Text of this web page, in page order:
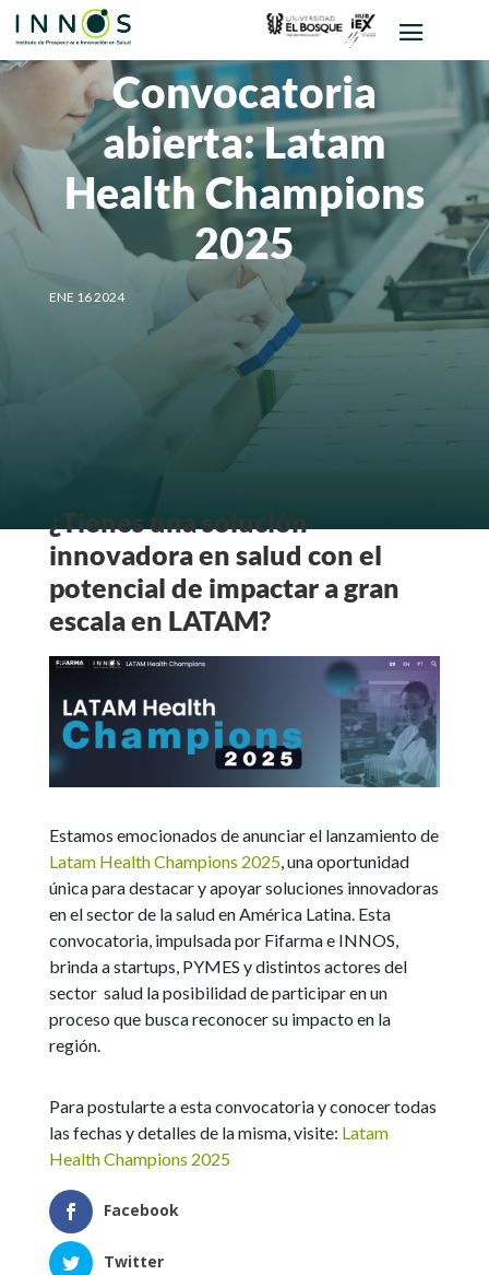
Convocatoria
abierta: Latam
Health Champions
2025
ENE 16 2024
¿Tienes unasolución
innovadora en salud con el
potencial de impactar a gran
escala en LATAM?
Estamos emocionados de anunciar el lanzamiento de
Latam Health Champions 2025, una oportunidad
única para destacar y apoyar soluciones innovadoras
en el sector de la salud en América Latina. Esta
convocatoria, impulsada por Fifarma e INNOS,
brinda a startups, PYMES y distintos actores del
sector salud la posibilidad de participar en un
proceso que busca reconocer su impacto en la
región.
Para postularte a esta convocatoria y conocer todas
las fechas y detalles de la misma, visite: Latam
Health Champions 2025
Facebook
Twitter